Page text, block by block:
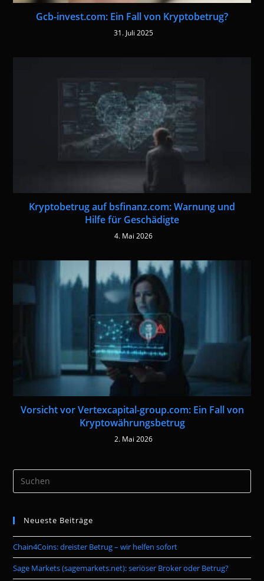
Gcb-invest.com: Ein Fall von Kryptobetrug?
31. Juli 2025
Kryptobetrug auf bsfinanz.com: Warnung und
Hilfe für Geschädigte
4. Mai 2026
Vorsicht vor Vertexcapital-group.com: Ein Fall von
Kryptowährungsbetrug
2. Mai 2026
the
Neueste Beiträge
Chain4Coins: dreister Betrug – wir helfen sofort
Sage Markets (sagemarkets.net): seriöser Broker oder Betrug?